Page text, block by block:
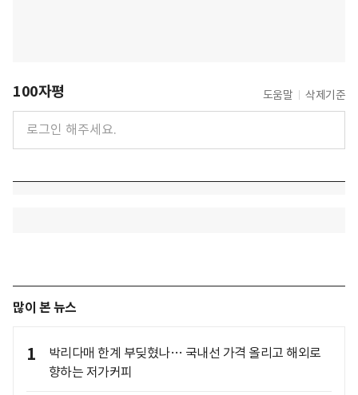
100자평 도움말 삭제기준
많이 본 뉴스
1
박리다매 한계 부딪혔나… 국내선 가격 올리고 해외로
향하는 저가커피